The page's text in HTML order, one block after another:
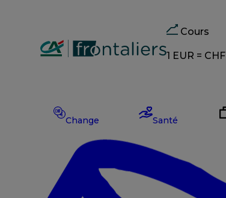
Cours
1 EUR = CHF
EUR
Change Santé